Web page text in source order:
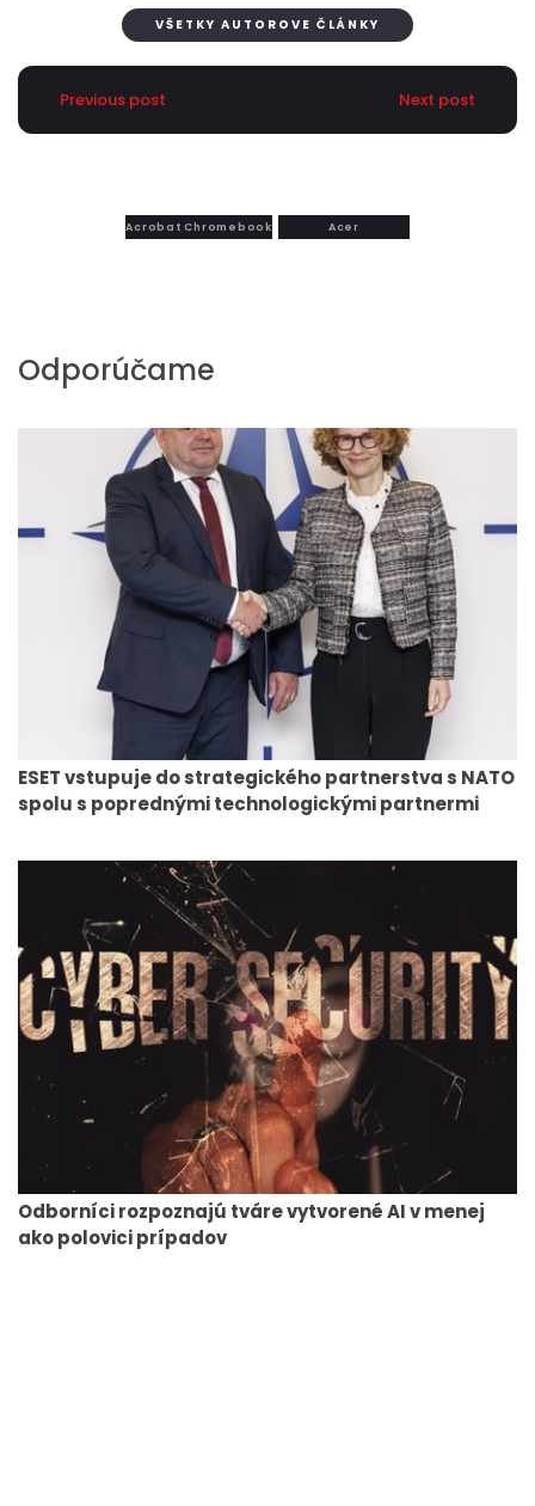
VŠETKY AUTOROVE ČLÁNKY
Previous post Next post
Acrobat Chromebook Acer
Odporúčame
ESET vstupuje do strategického partnerstva s NATO
spolu s poprednými technologickými partnermi
Odborníci rozpoznajú tváre vytvorené AI v menej
ako polovici prípadov